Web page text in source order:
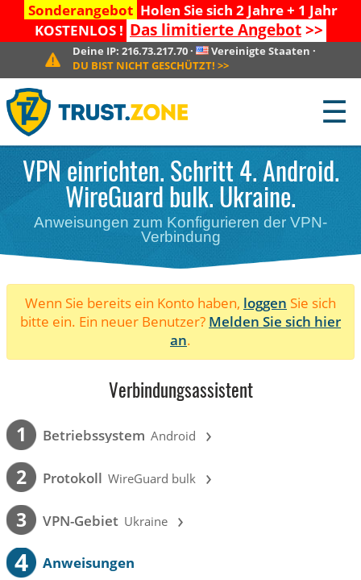
Sonderangebot Holen Sie sich 2 Jahre + 1 Jahr
KOSTENLOS ! Das limitierte Angebot>>
Deine IP:216.73.217.70 · Vereinigte Staaten ·
DU BIST NICHT GESCHÜTZT! >>
☰
VPN einrichten. Schritt 4. Android.
WireGuard bulk. Ukraine.
Anweisungen zum Konfigurieren der VPN-
Verbindung
Wenn Sie bereits ein Konto haben, loggen Sie sich
bitte ein. Ein neuer Benutzer? Melden Sie sich hier
an.
Verbindungsassistent
1 Betriebssystem Android ›
2 Protokoll WireGuard bulk ›
3 VPN-Gebiet Ukraine ›
4 Anweisungen